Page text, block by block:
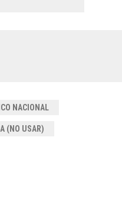
NACIONAL
(NO USAR)